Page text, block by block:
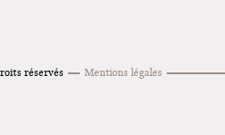
réservés Mentions légales